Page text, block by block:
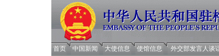
首页 中国新闻 大使信息 使馆信息
外交部发言人谈